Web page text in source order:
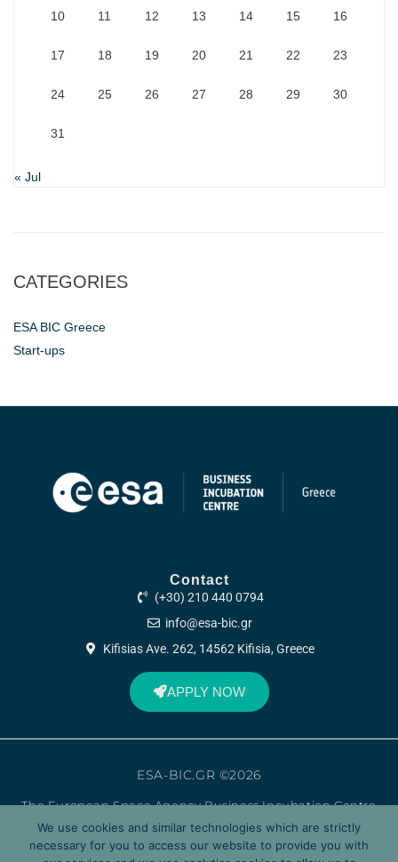
10 11 12 13 14 15 16
17 18 19 20 21 22 23
24 25 26 27 28 29 30
31
« Jul
CATEGORIES
ESA BIC Greece
Start-ups
Contact
(+30) 210 440 0794
info@esa-bic.gr
Kifisias Ave. 262, 14562 Kifisia, Greece
APPLY NOW
ESA-BIC.GR ©2026
The European Space Agency Business Incubation Centre
Greece (ESA BIC Greece) is managed by Corallia, a unit of
the Research Center Athena, and is supported by the
European Space Agency (ESA) and the Hellenic Ministry of
We use cookies and similar technologies which are strictly
necessary for you to access our website to provide you with